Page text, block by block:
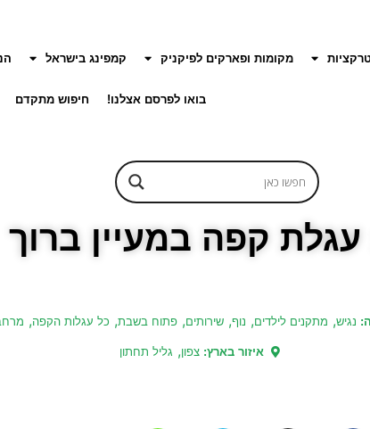
מקומות ופארקים לפיקניק קמפינג בישראל
בואו לפרסם אצלנו! חיפוש מתקדם
קפה במעיין ברוך
נגיש, מתקנים לילדים, נוף, שירותים, פתוח בשבת, כל עגלות הקפה,
איזור בארץ: צפון, גליל תחתון